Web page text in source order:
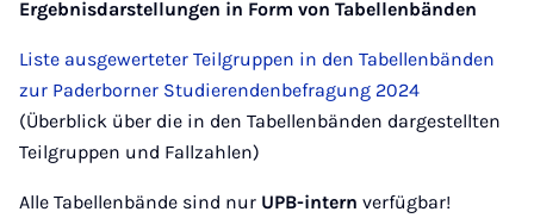
Ergebnisdarstellungen in Form von Tabellenbänden
Liste ausgewerteter Teilgruppen in den Tabellenbänden
zur Paderborner Studierendenbefragung 2024
(Überblick über die in den Tabellenbänden dargestellten
Teilgruppen und Fallzahlen)
Alle Tabellenbände sind nur UPB-intern verfügbar!